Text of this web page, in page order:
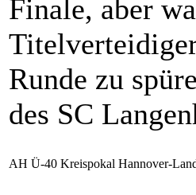
Finale, aber
Runde zu
des SC
AH Ü-40 Kreispokal Hannover-